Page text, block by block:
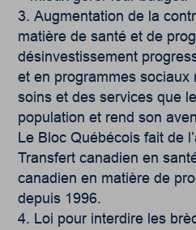
Augmentation de la
matière de santé et de
désinvestissement
et en programmes sociaux
soins et des services que
population et rend son
Le Bloc Québécois fait de
Transfert canadien en
canadien en matière de
depuis 1996.
Loi pour interdire les